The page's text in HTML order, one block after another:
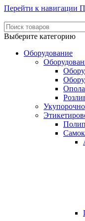
Перейти к навигации
Выберите категорию
Оборудование